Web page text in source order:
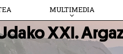
MULTIMEDIA